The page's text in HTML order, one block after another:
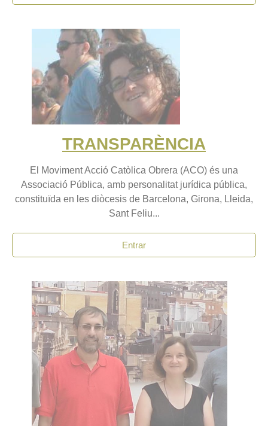
TRANSPARÈNCIA
El Moviment Acció Catòlica Obrera (ACO) és una
Associació Pública, amb personalitat jurídica pública,
constituïda en les diòcesis de Barcelona, Girona, Lleida,
Sant Feliu...
Entrar